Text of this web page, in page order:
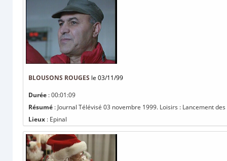
BLOUSONS ROUGES le 03/11/99
Durée : 00:01:09
Résumé : Journal Télévisé 03 novembre 1999. Loisirs : Lancement des
Lieux : Epinal